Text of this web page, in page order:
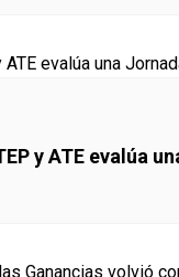
y ATE evalúa